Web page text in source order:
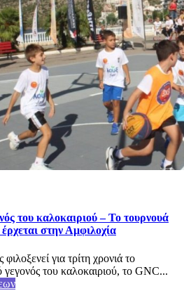
του καλοκαιριού – Το τουρνουά
στην Αμφιλοχία
για τρίτη χρονιά το
του καλοκαιριού, το GNC...